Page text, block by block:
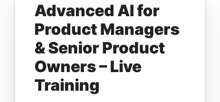
Advanced AI for
Product Managers
& Senior Product
Owners – Live
Training